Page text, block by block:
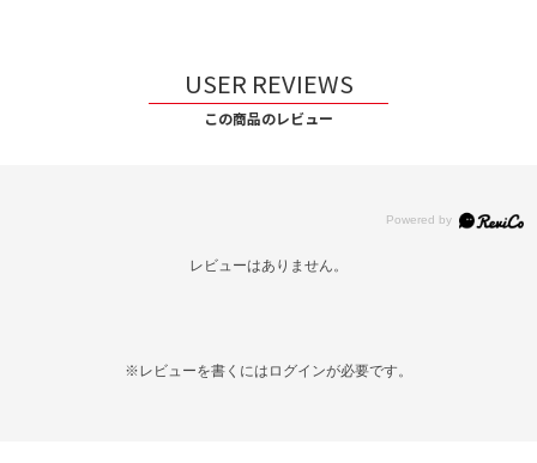
USER REVIEWS
この商品のレビュー
レビューはありません。
※レビューを書くには ログインが必要です。